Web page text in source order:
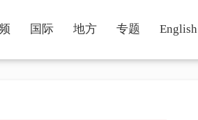
国际 地方 专题 English